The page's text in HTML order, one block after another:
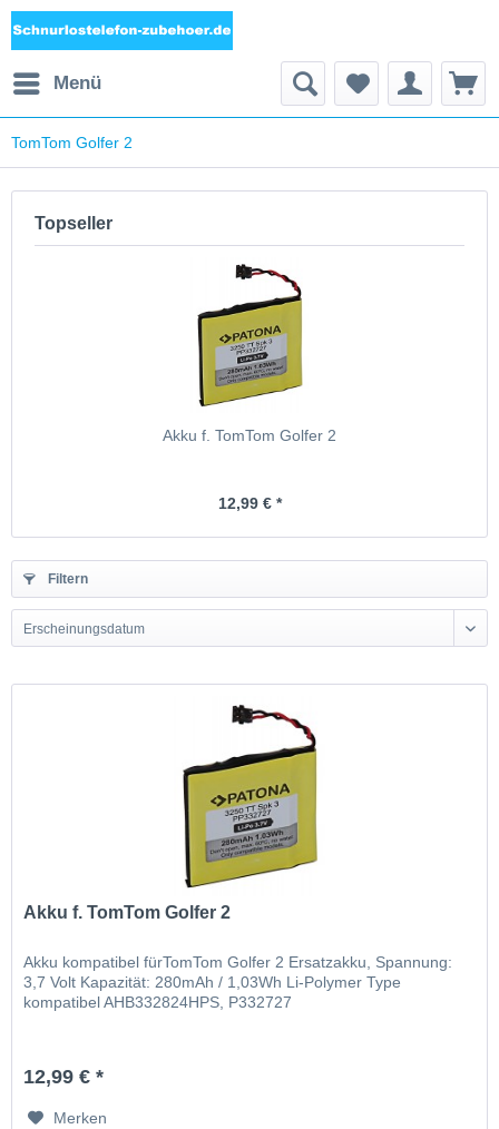
Menü
TomTom Golfer 2
Topseller
Akku f. TomTom Golfer 2
12,99 € *
Filtern
Erscheinungsdatum
Akku f. TomTom Golfer 2
Akku kompatibel fürTomTom Golfer 2 Ersatzakku, Spannung:
3,7 Volt Kapazität: 280mAh / 1,03Wh Li-Polymer Type
kompatibel AHB332824HPS, P332727
12,99 € *
Merken